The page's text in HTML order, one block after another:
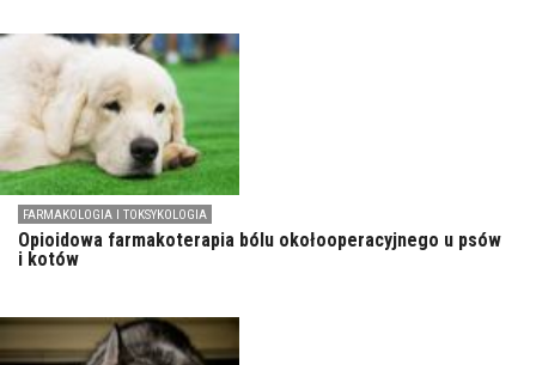
FARMAKOLOGIA I TOKSYKOLOGIA
Opioidowa farmakoterapia bólu okołooperacyjnego u psów
i kotów